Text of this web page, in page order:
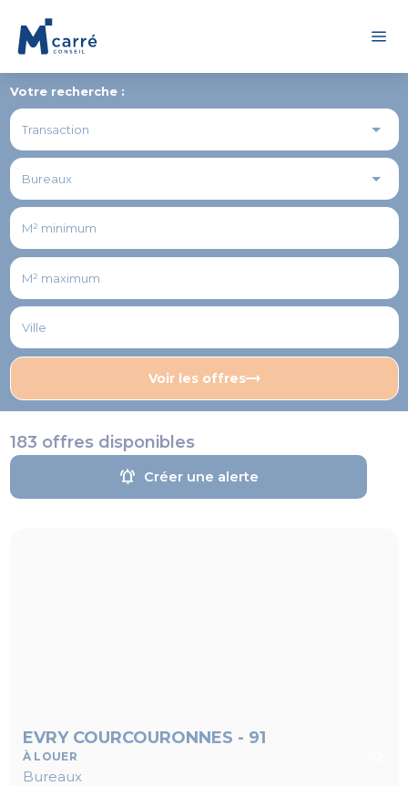
Votre recherche :
Voir les offres
183 offres disponibles
notifications_active Créer une alerte
EVRY COURCOURONNES - 91
À LOUER
Bureaux